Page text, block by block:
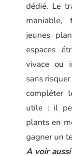
dédié. Le
maniable,
jeunes
espaces
vivace ou
sans
compléter
utile : il
plants en
gagner un
A voir